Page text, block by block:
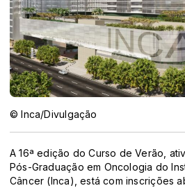
© Inca/Divulgação
A 16ª edição do Curso de Verão,
Pós-Graduação em Oncologia do
Câncer (Inca), está com inscrições